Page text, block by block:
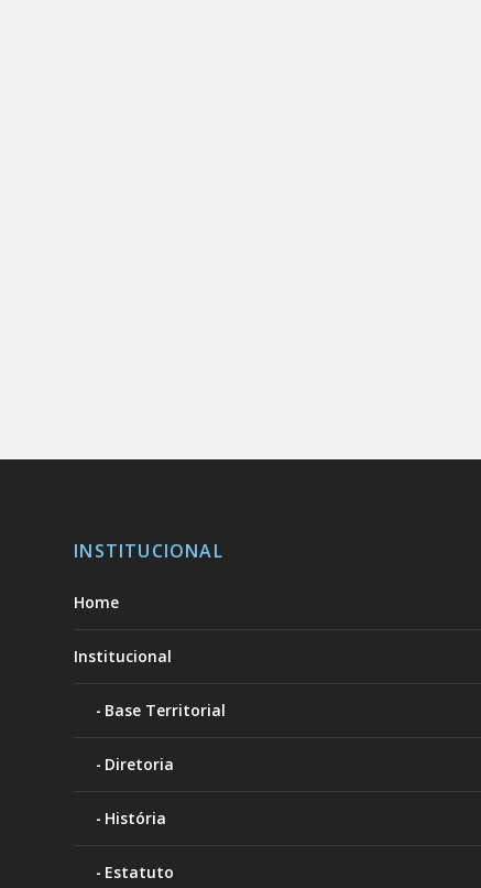
INSTITUCIONAL
Home
Institucional
Base Territorial
Diretoria
História
Estatuto